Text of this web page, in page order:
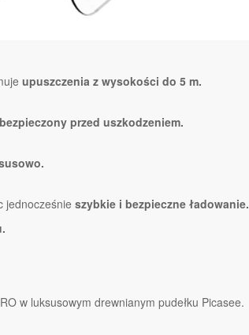
upuszczenia z wysokości do 5 m.
przed uszkodzeniem.
jednocześnie szybkie i bezpieczne ładowanie.
w luksusowym drewnianym pudełku Picasee.